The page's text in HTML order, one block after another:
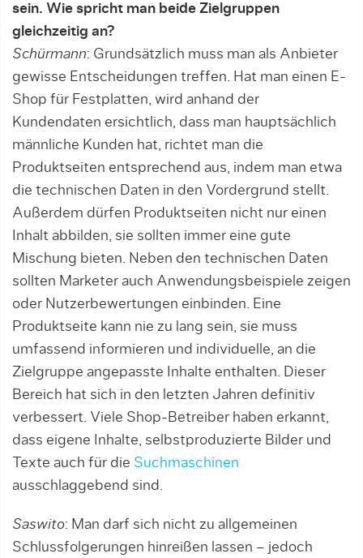
sein. Wie spricht man beide Zielgruppen
gleichzeitig an?
Schürmann: Grundsätzlich muss man als Anbieter
gewisse Entscheidungen treffen. Hat man einen E-
Shop für Festplatten, wird anhand der
Kundendaten ersichtlich, dass man hauptsächlich
männliche Kunden hat, richtet man die
Produktseiten entsprechend aus, indem man etwa
die technischen Daten in den Vordergrund stellt.
Außerdem dürfen Produktseiten nicht nur einen
Inhalt abbilden, sie sollten immer eine gute
Mischung bieten. Neben den technischen Daten
sollten Marketer auch Anwendungsbeispiele zeigen
oder Nutzerbewertungen einbinden. Eine
Produktseite kann nie zu lang sein, sie muss
umfassend informieren und individuelle, an die
Zielgruppe angepasste Inhalte enthalten. Dieser
Bereich hat sich in den letzten Jahren definitiv
verbessert. Viele Shop-Betreiber haben erkannt,
dass eigene Inhalte, selbstproduzierte Bilder und
Texte auch für die Suchmaschinen
ausschlaggebend sind.
Saswito: Man darf sich nicht zu allgemeinen
Schlussfolgerungen hinreißen lassen – jedoch